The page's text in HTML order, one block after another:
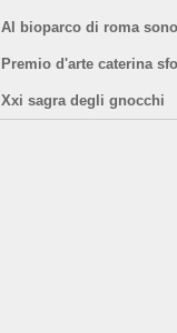
Al bioparco di roma
Premio d'arte caterina
Xxi sagra degli gnocchi